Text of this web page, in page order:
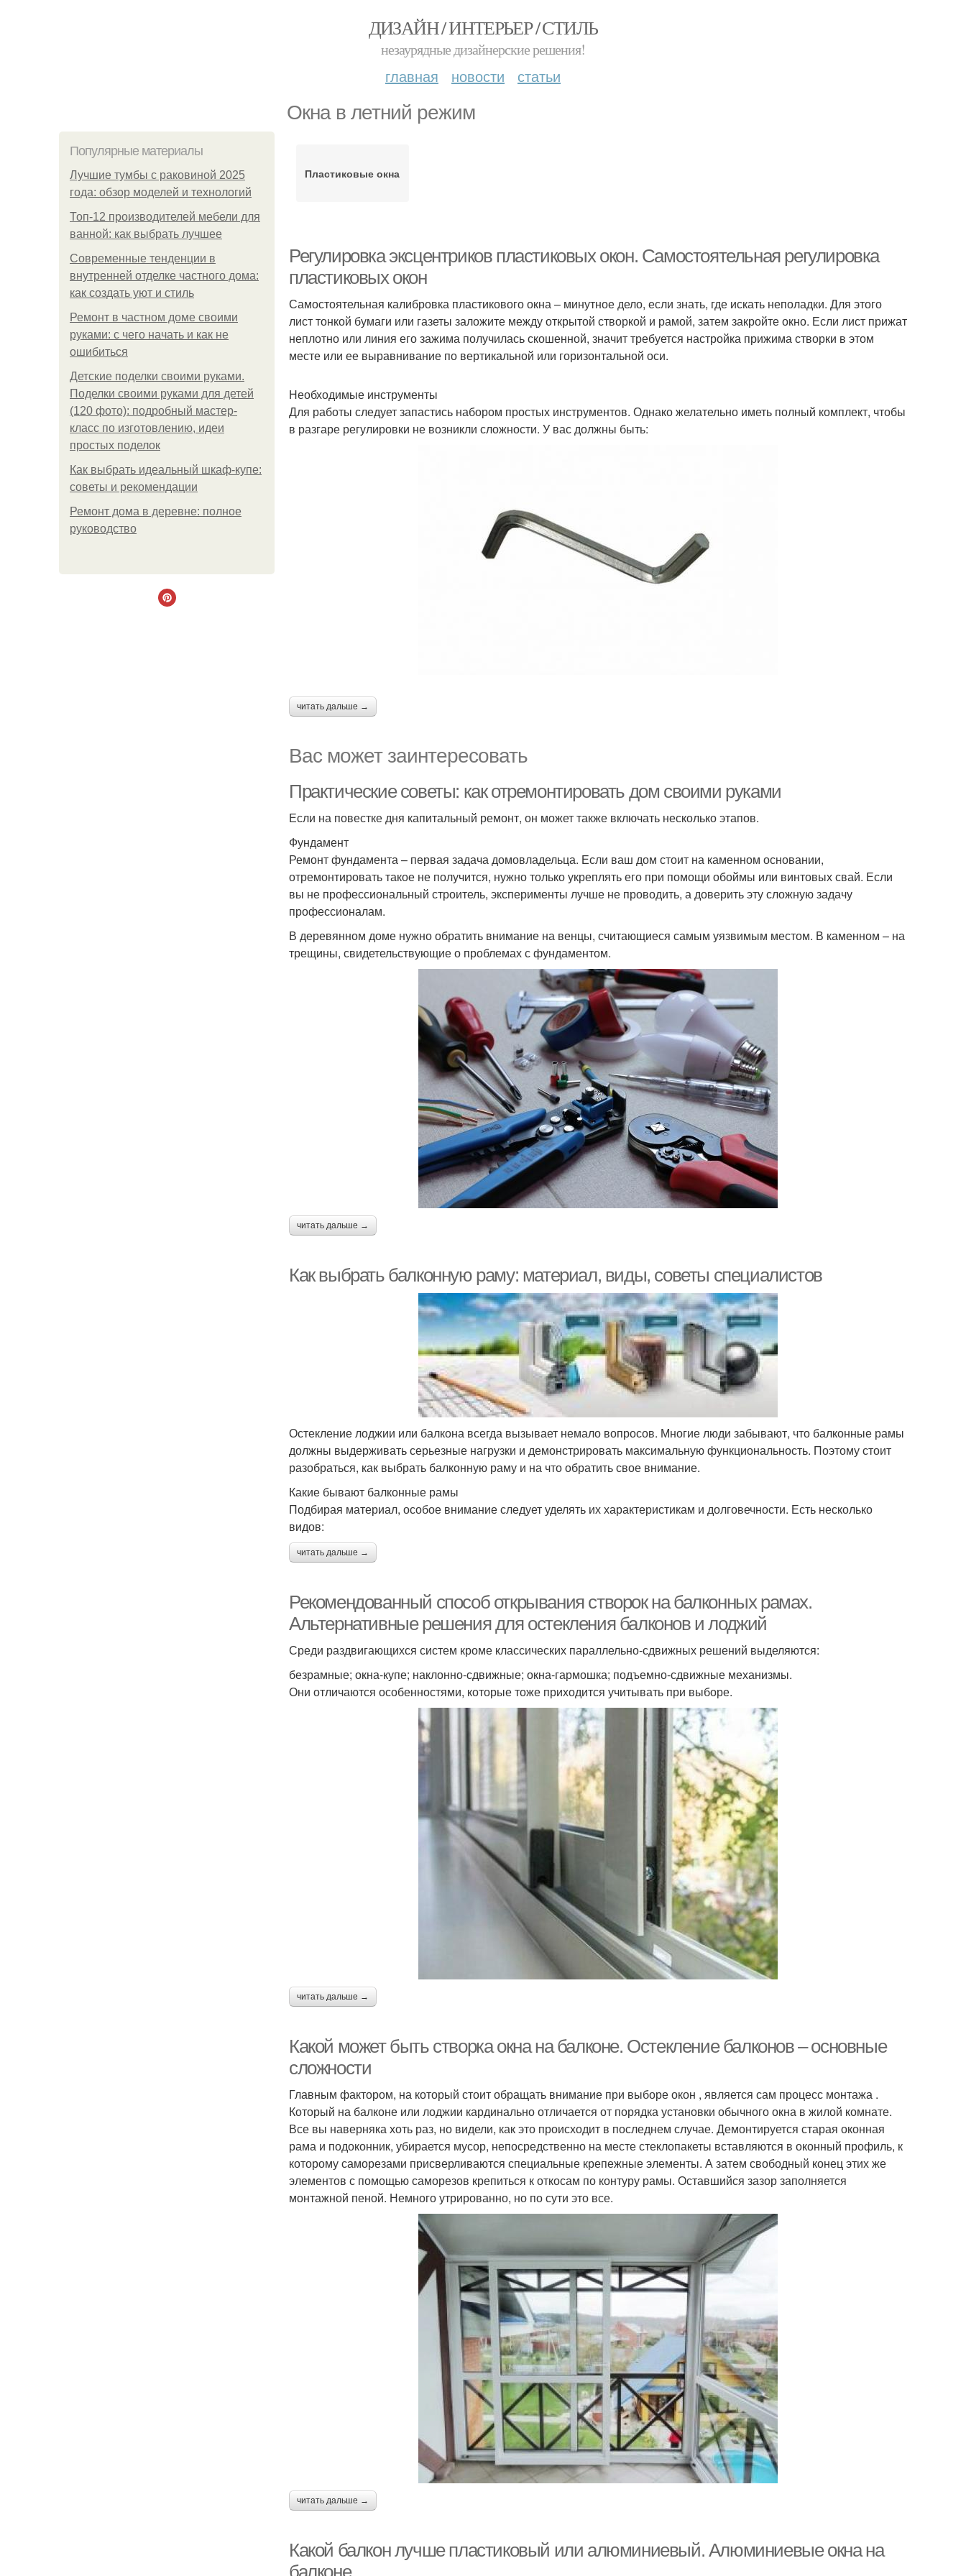
ДИЗАЙН / ИНТЕРЬЕР / СТИЛЬ
незаурядные дизайнерские решения!
главная новости статьи
Окна в летний режим
Популярные материалы
Лучшие тумбы с раковиной 2025
года: обзор моделей и технологий
Топ-12 производителей мебели для
ванной: как выбрать лучшее
Современные тенденции в
внутренней отделке частного дома:
как создать уют и стиль
Ремонт в частном доме своими
руками: с чего начать и как не
ошибиться
Детские поделки своими руками.
Поделки своими руками для детей
(120 фото): подробный мастер-
класс по изготовлению, идеи
простых поделок
Как выбрать идеальный шкаф-купе:
советы и рекомендации
Ремонт дома в деревне: полное
руководство
Пластиковые окна
Регулировка эксцентриков пластиковых окон. Самостоятельная регулировка
пластиковых окон
Самостоятельная калибровка пластикового окна – минутное дело, если знать, где искать неполадки. Для этого
лист тонкой бумаги или газеты заложите между открытой створкой и рамой, затем закройте окно. Если лист прижат
неплотно или линия его зажима получилась скошенной, значит требуется настройка прижима створки в этом
месте или ее выравнивание по вертикальной или горизонтальной оси.
Необходимые инструменты
Для работы следует запастись набором простых инструментов. Однако желательно иметь полный комплект, чтобы
в разгаре регулировки не возникли сложности. У вас должны быть:
читать дальше →
Вас может заинтересовать
Практические советы: как отремонтировать дом своими руками
Если на повестке дня капитальный ремонт, он может также включать несколько этапов.
Фундамент
Ремонт фундамента – первая задача домовладельца. Если ваш дом стоит на каменном основании,
отремонтировать такое не получится, нужно только укреплять его при помощи обоймы или винтовых свай. Если
вы не профессиональный строитель, эксперименты лучше не проводить, а доверить эту сложную задачу
профессионалам.
В деревянном доме нужно обратить внимание на венцы, считающиеся самым уязвимым местом. В каменном – на
трещины, свидетельствующие о проблемах с фундаментом.
читать дальше →
Как выбрать балконную раму: материал, виды, советы специалистов
Остекление лоджии или балкона всегда вызывает немало вопросов. Многие люди забывают, что балконные рамы
должны выдерживать серьезные нагрузки и демонстрировать максимальную функциональность. Поэтому стоит
разобраться, как выбрать балконную раму и на что обратить свое внимание.
Какие бывают балконные рамы
Подбирая материал, особое внимание следует уделять их характеристикам и долговечности. Есть несколько
видов:
читать дальше →
Рекомендованный способ открывания створок на балконных рамах.
Альтернативные решения для остекления балконов и лоджий
Среди раздвигающихся систем кроме классических параллельно-сдвижных решений выделяются:
безрамные; окна-купе; наклонно-сдвижные; окна-гармошка; подъемно-сдвижные механизмы.
Они отличаются особенностями, которые тоже приходится учитывать при выборе.
читать дальше →
Какой может быть створка окна на балконе. Остекление балконов – основные
сложности
Главным фактором, на который стоит обращать внимание при выборе окон , является сам процесс монтажа .
Который на балконе или лоджии кардинально отличается от порядка установки обычного окна в жилой комнате.
Все вы наверняка хоть раз, но видели, как это происходит в последнем случае. Демонтируется старая оконная
рама и подоконник, убирается мусор, непосредственно на месте стеклопакеты вставляются в оконный профиль, к
которому саморезами присверливаются специальные крепежные элементы. А затем свободный конец этих же
элементов с помощью саморезов крепиться к откосам по контуру рамы. Оставшийся зазор заполняется
монтажной пеной. Немного утрированно, но по сути это все.
читать дальше →
Какой балкон лучше пластиковый или алюминиевый. Алюминиевые окна на
балконе